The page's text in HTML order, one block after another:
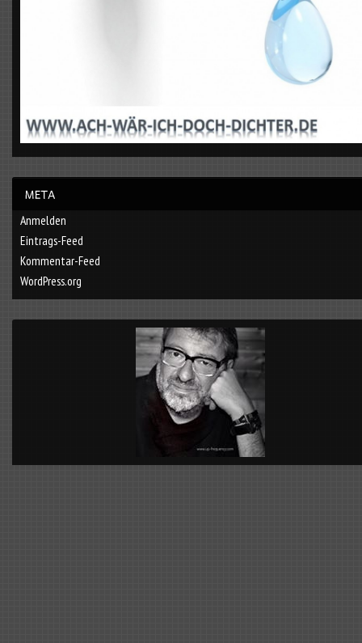
Anmelden
Eintrags-Feed
Kommentar-Feed
WordPress.org